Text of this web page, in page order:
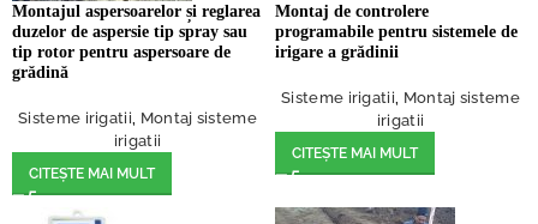
Montajul aspersoarelor și reglarea
duzelor de aspersie tip spray sau
tip rotor pentru aspersoare de
grădină
Sisteme irigatii Montaj sisteme
irigatii
CITEȘTE MAI MULT
Montaj de controlere
programabile pentru sistemele de
irigare a grădinii
Sisteme irigatii Montaj sisteme
irigatii
CITEȘTE MAI MULT